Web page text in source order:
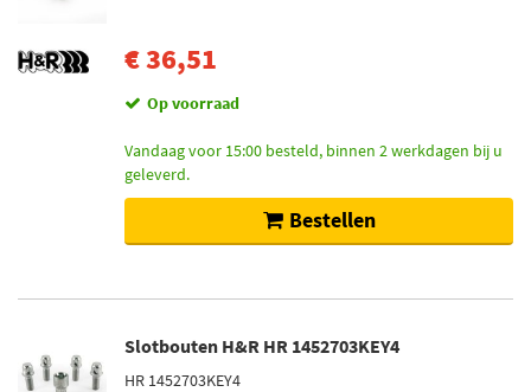
€ 36,51
Op voorraad
Vandaag voor 15:00 besteld, binnen 2 werkdagen bij u
geleverd.
Bestellen
Slotbouten H&R HR 1452703KEY4
HR 1452703KEY4